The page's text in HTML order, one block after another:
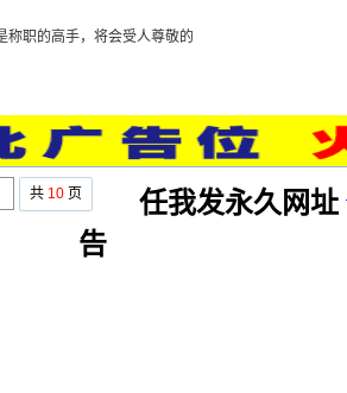
称职的高手，将会受人尊敬的
共 10 页 任我发永久网址
告